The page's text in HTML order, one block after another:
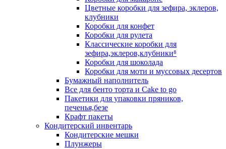
Цветные коробки для зефира, эклеров,
клубники
Коробки для конфет
Коробки для рулета
Классические коробки для
зефира,эклеров,клубники⁸
Коробки для шоколада
Коробки для моти и муссовых десертов
Бумажный наполнитель
Все для бенто торта и Cake to go
Пакетики для упаковки пряников,
печенья,безе
Крафт пакеты
Кондитерский инвентарь
Кондитерские мешки
Плунжеры